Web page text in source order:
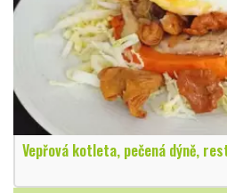
Vepřová kotleta, pečená dýně,